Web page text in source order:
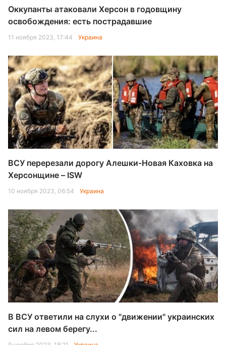
Оккупанты атаковали Херсон в годовщину
освобождения: есть пострадавшие
11 ноября 2023, 17:44 Украина
ВСУ перерезали дорогу Алешки-Новая Каховка на
Херсонщине – ISW
10 ноября 2023, 06:54 Украина
В ВСУ ответили на слухи о "движении" украинских
сил на левом берегу...